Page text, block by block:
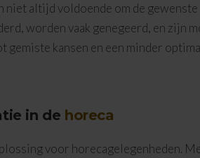
niet altijd voldoende om de gewenste
worden vaak genegeerd, en zijn
gemiste kansen en een minder
in de horeca
voor horecagelegenheden.